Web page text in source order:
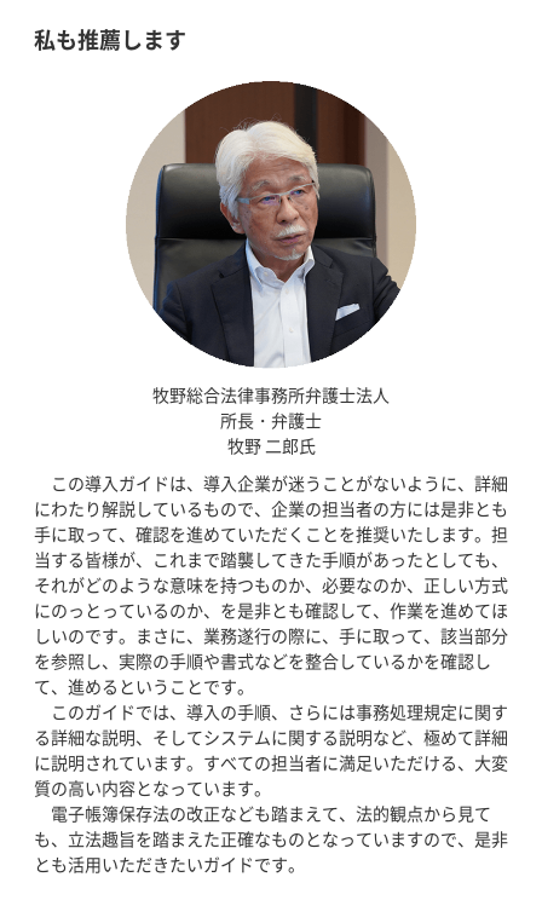
私も推薦します
牧野総合法律事務所弁護士法人
所長・弁護士
牧野 二郎氏
この導入ガイドは、導入企業が迷うことがないように、詳細
にわたり解説しているもので、企業の担当者の方には是非とも
手に取って、確認を進めていただくことを推奨いたします。担
当する皆様が、これまで踏襲してきた手順があったとしても、
それがどのような意味を持つものか、必要なのか、正しい方式
にのっとっているのか、を是非とも確認して、作業を進めてほ
しいのです。まさに、業務遂行の際に、手に取って、該当部分
を参照し、実際の手順や書式などを整合しているかを確認し
て、進めるということです。
このガイドでは、導入の手順、さらには事務処理規定に関す
る詳細な説明、そしてシステムに関する説明など、極めて詳細
に説明されています。すべての担当者に満足いただける、大変
質の高い内容となっています。
電子帳簿保存法の改正なども踏まえて、法的観点から見て
も、立法趣旨を踏まえた正確なものとなっていますので、是非
とも活用いただきたいガイドです。